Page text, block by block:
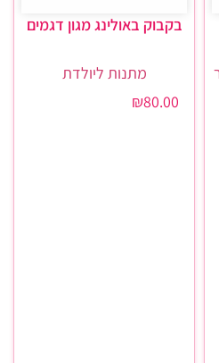
בקבוק באולינג מגון דגמים
מתנות ליולדת
₪80.00